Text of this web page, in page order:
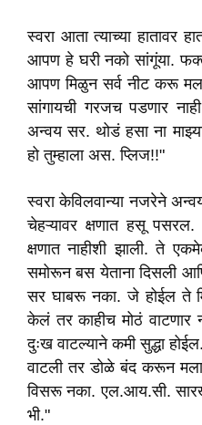
स्वरा आता त्याच्या हातावर
आपण हे घरी नको सांगूंया.
आपण मिळुन सर्व नीट करू
सांगायची गरजच पडणार
अन्वय सर. थोडं हसा ना
हो तुम्हाला अस. प्लिज!!"
स्वरा केविलवान्या नजरेने
चेहऱ्यावर क्षणात हसू पसरल.
क्षणात नाहीशी झाली. ते
समोरून बस येताना दिसली
सर घाबरू नका. जे होईल ते
केलं तर काहीच मोठं वाटणार
दुःख वाटल्याने कमी सुद्धा
वाटली तर डोळे बंद करून
विसरू नका. एल.आय.सी.
भी."